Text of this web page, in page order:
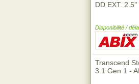
DD EXT.
Disponibilité /
Transcend
3.1 Gen 1 -